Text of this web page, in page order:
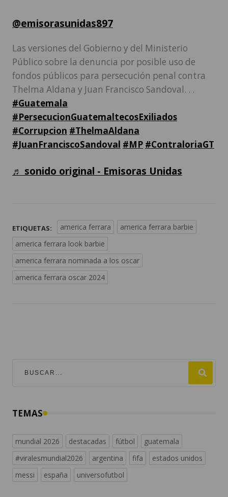
@emisorasunidas897
Las versiones del Gobierno y del Ministerio
Público sobre la denuncia por posible uso de
fondos públicos para persecución penal contra
Thelma Aldana y Juan Francisco Sandoval. . .
#Guatemala
#PersecucionGuatemaltecosExiliados
#Corrupcion #ThelmaAldana
#JuanFranciscoSandoval #MP #ContraloriaGT
♬ sonido original - Emisoras Unidas
ETIQUETAS: america ferrara
america ferrara barbie
america ferrara look barbie
america ferrara nominada a los oscar
america ferrara oscar 2024
TEMAS
mundial 2026 destacadas fútbol
guatemala
#viralesmundial2026
argentina fifa
estados unidos
messi
españa universofutbol